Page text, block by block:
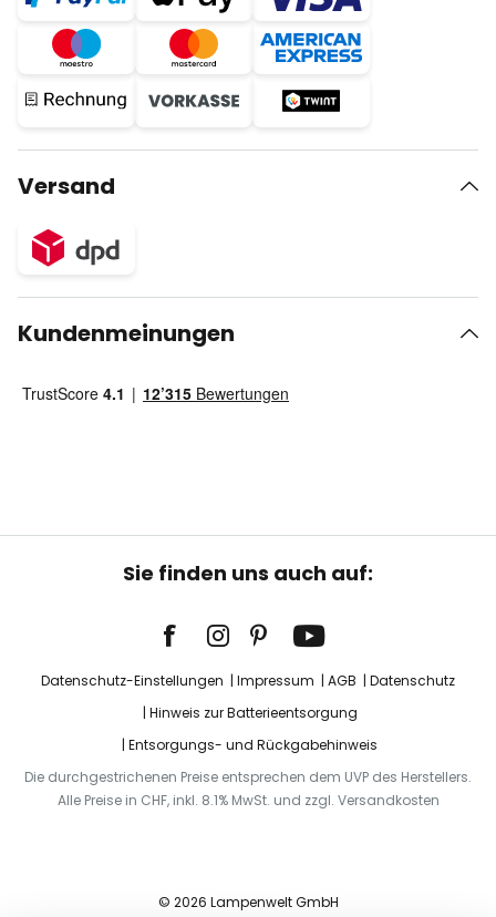
Versand
Kundenmeinungen
Sie finden uns auch auf:
Datenschutz-Einstellungen Impressum AGB
Datenschutz
Hinweis zur Batterieentsorgung
Entsorgungs- und Rückgabehinweis
Die durchgestrichenen Preise entsprechen dem UVP des Herstellers.
Alle Preise in CHF, inkl. 8.1% MwSt. und zzgl. Versandkosten
© 2026 Lampenwelt GmbH